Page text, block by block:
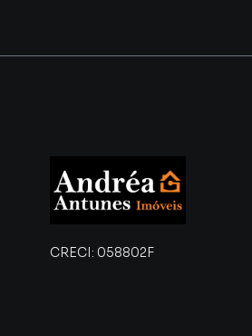
CRECI: 058802F